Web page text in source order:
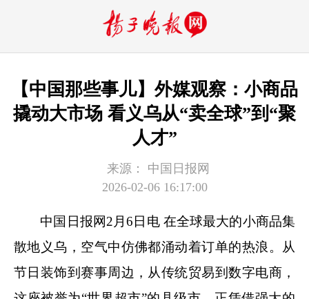
【中国那些事儿】外媒观察：小商品
撬动大市场 看义乌从“卖全球”到“聚
人才”
来源：
中国日报网
2026-02-06 16:17:00
中国日报网2月6日电 在全球最大的小商品集
散地义乌，空气中仿佛都涌动着订单的热浪。从
节日装饰到赛事周边，从传统贸易到数字电商，